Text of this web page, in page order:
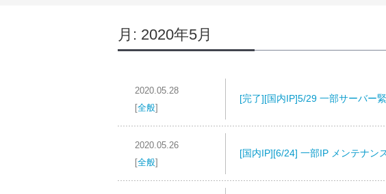
月: 2020年5月
2020.05.28
[全般]
[完了][国内IP]5/29 一部サーバー
2020.05.26
[全般]
[国内IP][6/24] 一部IP メンテナン